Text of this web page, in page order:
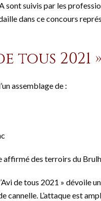
sont suivis par les
dans ce concours
tous
assemblage de :
affirmé des terroirs du
de tous 2021 » dévoile
cannelle. L’attaque est